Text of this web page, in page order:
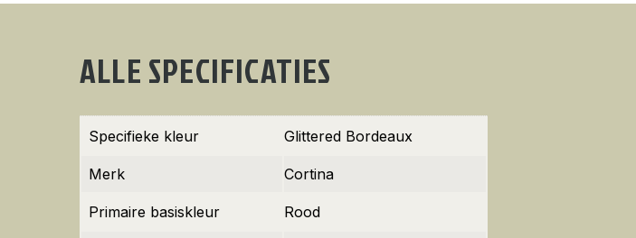
ALLE SPECIFICATIES
Specifieke kleur Glittered Bordeaux
Merk Cortina
Primaire basiskleur Rood